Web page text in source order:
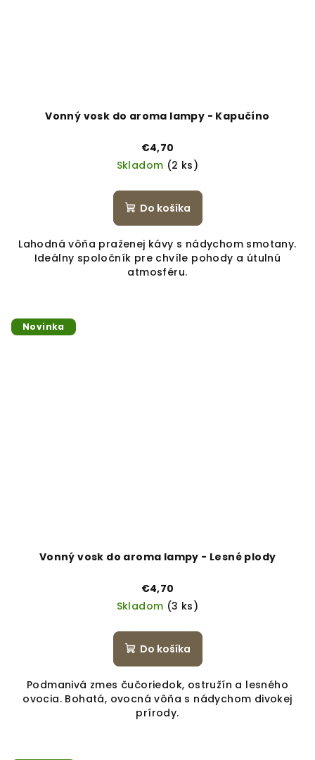
Vonný vosk do aroma lampy - Kapučíno
€4,70
Skladom (2 ks)
Do košíka
Lahodná vôňa praženej kávy s nádychom smotany.
Ideálny spoločník pre chvíle pohody a útulnú
atmosféru.
Novinka
Vonný vosk do aroma lampy - Lesné plody
€4,70
Skladom (3 ks)
Do košíka
Podmanivá zmes čučoriedok, ostružín a lesného
ovocia. Bohatá, ovocná vôňa s nádychom divokej
prírody.